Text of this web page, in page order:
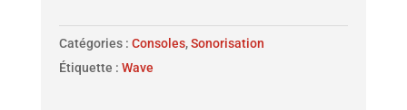
Catégories : Consoles,Sonorisation
Étiquette : Wave